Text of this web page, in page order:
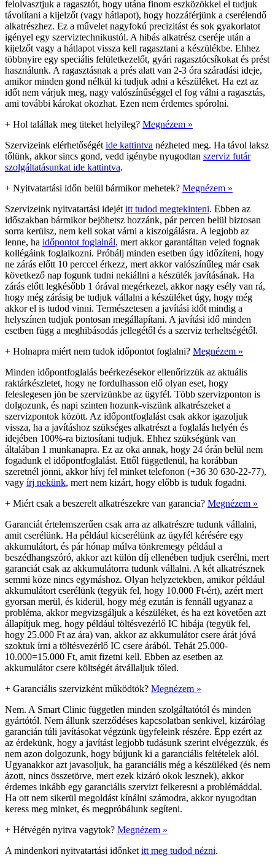
felolvasztjuk a ragasztót, hogy utána finom eszközökkel el tudjuk
távolítani a kijelzőt (vagy hátlapot), hogy hozzáférjünk a cserélendő
alkatrészhez. Ez a művelet nagyfokú precizitást és sok gyakorlatot
igényel egy szerviztechnikustól. A hibás alkatrész cseréje után a
kijelzőt vagy a hátlapot vissza kell ragasztani a készülékbe. Ehhez
többnyire egy speciális felületkezelőt, gyári ragasztócsíkokat és prést
használunk. A ragasztásnak a prés alatt van 2-3 óra száradási ideje,
amikor minden gond nélkül ki tudjuk adni a készüléket. Ha ezt az
időt nem várjuk meg, nagy valószínűséggel el fog válni a ragasztás,
ami további károkat okozhat. Ezen nem érdemes spórolni.
+ Hol talállak meg titeket helyileg? Megnézem »
Szervizeink elérhetőségét ide kattintva nézheted meg. Ha távol laksz
tőlünk, akkor sincs gond, vedd igénybe nyugodtan szerviz futár
szolgáltatásunkat ide kattintva.
+ Nyitvatartási időn belül bármikor mehetek? Megnézem »
Szervizeink nyitvatartási idejét itt tudod megtekinteni. Ebben az
időszakban bármikor bejöhetsz hozzánk, pár percen belül biztosan
sorra kerülsz, nem kell sokat várni a kiszolgálásra. A legjobb az
lenne, ha időpontot foglalnál, mert akkor garantáltan veled fognak
kollégáink foglalkozni. Próbálj minden esetben úgy időzíteni, hogy
ne zárás előtt 10 perccel érkezz, mert akkor valószínűleg már csak
következő nap fogunk tudni nekiállni a készülék javításának. Ha
zárás előtt legkésőbb 1 órával megérkezel, akkor nagy esély van rá,
hogy még zárásig be tudjuk vállalni a készüléket úgy, hogy még
akkor el is tudod vinni. Természetesen a javítási időt mindig a
helyszínen tudjuk pontosan megállapítani. A javítási idő minden
esetben függ a meghibásodás jellegétől és a szerviz terheltségétől.
+ Holnapra miért nem tudok időpontot foglalni? Megnézem »
Minden időpontfoglalás beérkezésekor ellenőrizzük az aktuális
raktárkészletet, hogy ne fordulhasson elő olyan eset, hogy
feleslegesen jön be szervizünkbe az ügyfél. Több szervizponton is
dolgozunk, és napi szinten hozunk-viszünk alkatrészeket a
szervizpontok között. Az időpontfoglalást csak akkor igazoljuk
vissza, ha a javításhoz szükséges alkatrészt a foglalás helyén és
idejében 100%-ra biztosítani tudjuk. Ehhez szükségünk van
általában 1 munkanapra. Ez az oka annak, hogy 24 órán belül nem
fogadunk el időpontfoglalást. Ettől függetlenül, ha korábban
szeretnél jönni, akkor hívj fel minket telefonon (+36 30 630-22-77),
vagy írj nekünk, mert nem kizárt, hogy előbb is tuduk fogadni.
+ Miért csak a beszerelt alkatrészekre van garancia? Megnézem »
Garanciát értelemszerűen csak arra az alkatrészre tudunk vállalni,
amit cserélünk. Ha például kicserélünk az ügyfél kérésére egy
akkumulátort, és pár hónap múlva tönkremegy például a
beszédhangszóró, akkor azt külön díj ellenében tudjuk cserélni, mert
garanciát csak az akkumulátorra tudunk vállalni. A két alkatrésznek
semmi köze nincs egymáshoz. Olyan helyzetekben, amikor például
akkumulátort cserélünk (tegyük fel, hogy 10.000 Ft-ért), azért mert
gyorsan merül, és kiderül, hogy még ezután is fennáll ugyanaz a
probléma, akkor megvizsgáljuk a készüléket, és ha ezt követően azt
állapítjuk meg, hogy például töltésvezérlő IC hibája (tegyük fel,
hogy 25.000 Ft az ára) van, akkor az akkumulátor csere árát jóvá
szoktuk írni a töltésvezérlő IC csere árából. Tehát 25.000-
10.000=15.000 Ft, amit fizetni kell. Ebben az esetben az
akkumulátor csere költségét átvállaljuk tőled.
+ Garanciális szervizként működtök? Megnézem »
Nem. A Smart Clinic független minden szolgáltatótól és minden
gyártótól. Nem állunk szerződéses kapcsolatban senkivel, kizárólag
garancián túli javításokat végzünk ügyfeleink részére. Épp ezért az
az érdekünk, hogy a javítást legjobb tudásunk szerint elvégezzük, és
nem azon dolgozunk, hogy bújjunk ki a garanciális feltételek alól.
Ugyanakkor azt javasoljuk, ha garanciális még a készüléked (és nem
ázott, nincs összetörve, mert ezek kizáró okok lesznek), akkor
érdemes inkább egy garanciális szervizt felkeresni a problémáddal.
Ha ott nem sikerül megoldást kínálni számodra, akkor nyugodtan
keress meg minket, és megpróbálunk segíteni.
+ Hétvégén nyitva vagytok? Megnézem »
A mindenkori nyitvatartási időnket itt meg tudod nézni.